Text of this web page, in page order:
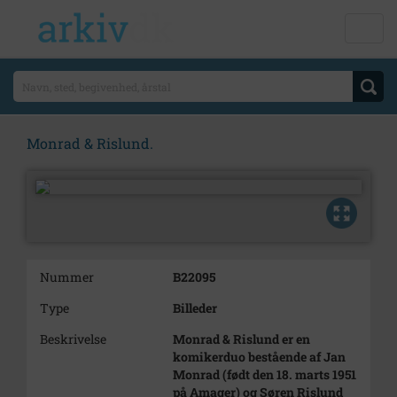
Monrad & Rislund.
Nummer
B22095
Type
Billeder
Beskrivelse
Monrad & Rislund er en
komikerduo bestående af Jan
Monrad (født den 18. marts 1951
på Amager) og Søren Rislund